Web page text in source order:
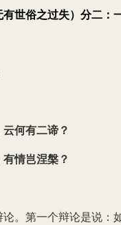
世俗之过失）分二：
何有二谛？
情岂涅槃？
。第一个辩论是说：